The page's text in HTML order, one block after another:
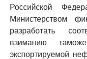
Российской
Министерством
разработать
взиманию
экспортируемой